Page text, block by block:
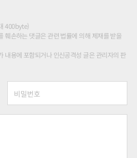
400byte)
훼손하는 댓글은 관련 법률에 의해 제재를 받을
내용에 포함되거나 인신공격성 글은 관리자의 판